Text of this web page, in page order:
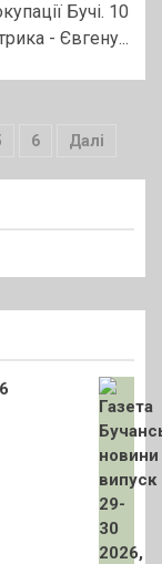
Бучі. 10
- Євгену...
6 Далі